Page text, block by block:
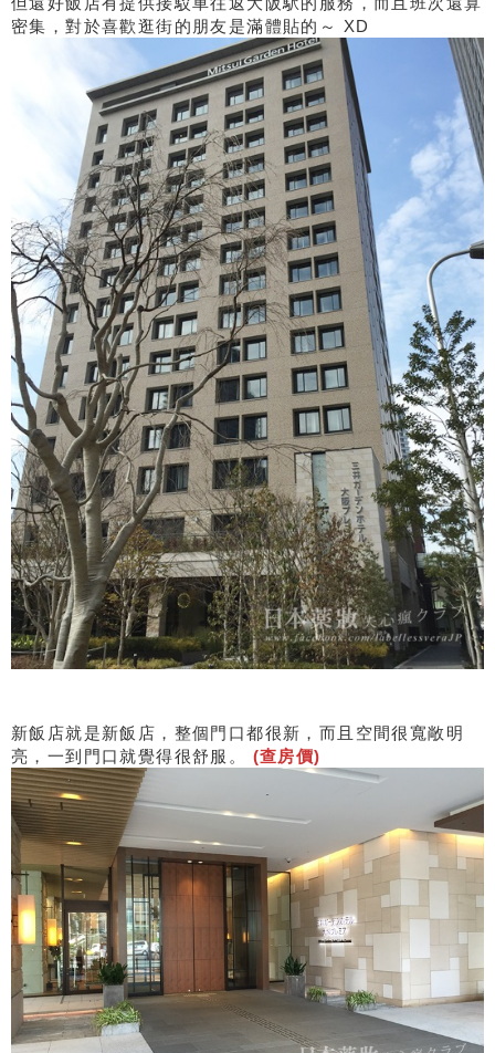
密集，對於喜歡逛街的朋友是滿體貼的～ XD
新飯店就是新飯店，整個門口都很新，而且空間很寬敞明
亮，一到門口就覺得很舒服。 (查房價)